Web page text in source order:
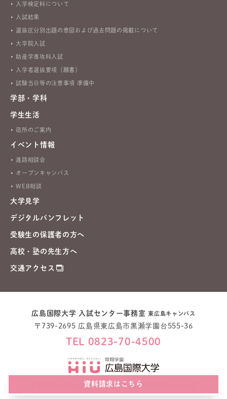
資料請求はこちら
入学検定料について
入試結果
選抜区分別出題の意図および過去問題の掲載について
大学院入試
助産学専攻科入試
入学者選抜要項（願書）
試験当日等の注意事項 準備中
学部・学科
学生生活
宿所のご案内
イベント情報
進路相談会
オープンキャンパス
WEB相談
大学見学
デジタルパンフレット
受験生の保護者の方へ
高校・塾の先生方へ
交通アクセス
広島国際大学 入試センター事務室東広島キャンパス
〒739-2695 広島県東広島市黒瀬学園台555-36
TEL 0823-70-4500
© Hiroshima International University, All rights reserved.